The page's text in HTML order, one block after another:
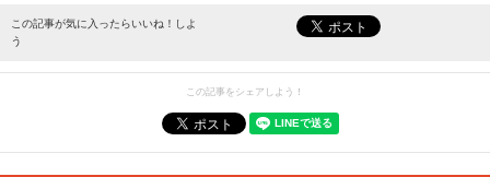
最新情報をお届けします。
この記事が気に入ったらいいね！しよ
う
この記事をシェアしよう！